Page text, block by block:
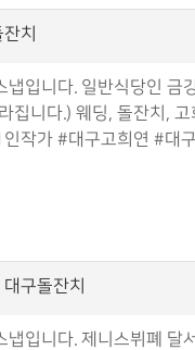
치
냅입니다. 일반식당인
집니다.) 웨딩, 돌잔치,
작가 #대구고희연 #대
구돌잔치
냅입니다. 제니스뷔폐 달